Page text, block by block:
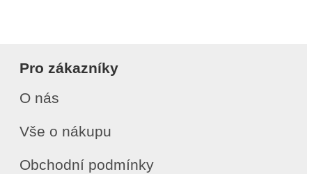
Pro zákazníky
O nás
Vše o nákupu
Obchodní podmínky